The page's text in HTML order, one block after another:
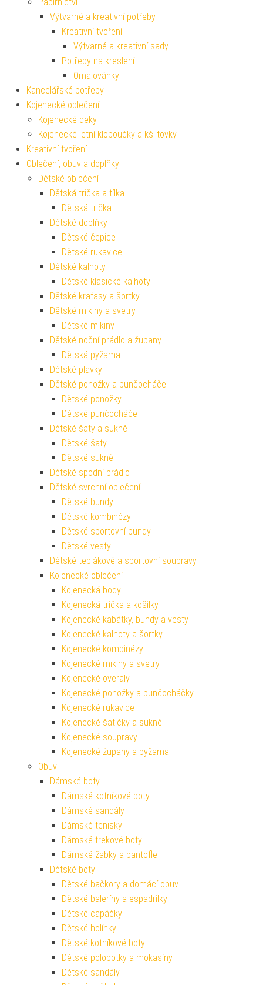
Výtvarné a kreativní potřeby
Kreativní tvoření
Výtvarné a kreativní sady
Potřeby na kreslení
Omalovánky
Kancelářské potřeby
Kojenecké oblečení
Kojenecké deky
Kojenecké letní kloboučky a kšiltovky
Kreativní tvoření
Oblečení, obuv a doplňky
Dětské oblečení
Dětská trička a tílka
Dětská trička
Dětské doplňky
Dětské čepice
Dětské rukavice
Dětské kalhoty
Dětské klasické kalhoty
Dětské kraťasy a šortky
Dětské mikiny a svetry
Dětské mikiny
Dětské noční prádlo a župany
Dětská pyžama
Dětské plavky
Dětské ponožky a punčocháče
Dětské ponožky
Dětské punčocháče
Dětské šaty a sukně
Dětské šaty
Dětské sukně
Dětské spodní prádlo
Dětské svrchní oblečení
Dětské bundy
Dětské kombinézy
Dětské sportovní bundy
Dětské vesty
Dětské teplákové a sportovní soupravy
Kojenecké oblečení
Kojenecká body
Kojenecká trička a košilky
Kojenecké kabátky, bundy a vesty
Kojenecké kalhoty a šortky
Kojenecké kombinézy
Kojenecké mikiny a svetry
Kojenecké overaly
Kojenecké ponožky a punčocháčky
Kojenecké rukavice
Kojenecké šatičky a sukně
Kojenecké soupravy
Kojenecké župany a pyžama
Obuv
Dámské boty
Dámské kotníkové boty
Dámské sandály
Dámské tenisky
Dámské trekové boty
Dámské žabky a pantofle
Dětské boty
Dětské bačkory a domácí obuv
Dětské baleríny a espadrilky
Dětské capáčky
Dětské holínky
Dětské kotníkové boty
Dětské polobotky a mokasíny
Dětské sandály